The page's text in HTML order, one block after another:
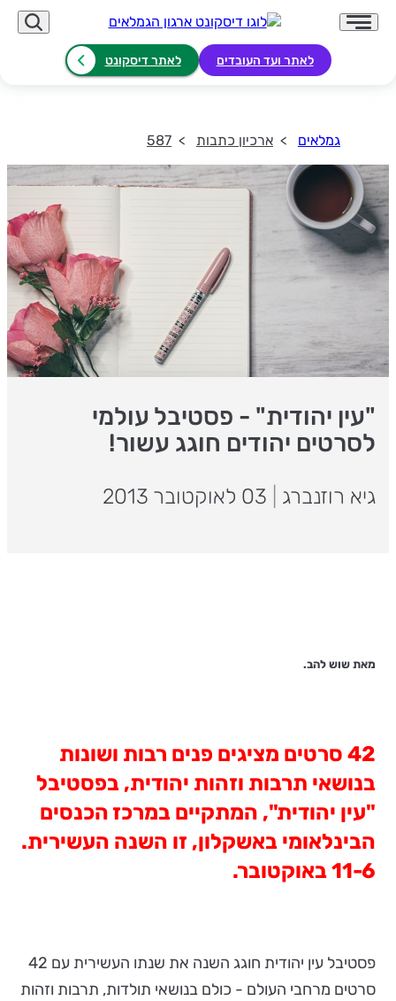
לאתר ועד העובדים לאתר דיסקונט
גמלאים ארכיון כתבות 587
"עין יהודית" - פסטיבל עולמי
לסרטים יהודים חוגג עשור!
גיא רוזנברג
מאת שוש להב.
42 סרטים מציגים פנים רבות ושונות
בנושאי תרבות וזהות יהודית, בפסטיבל
"עין יהודית", המתקיים במרכז הכנסים
הבינלאומי באשקלון, זו השנה העשירית.
11-6 באוקטובר.
פסטיבל עין יהודית חוגג השנה את שנתו העשירית עם 42
סרטים מרחבי העולם - כולם בנושאי תולדות, תרבות וזהות